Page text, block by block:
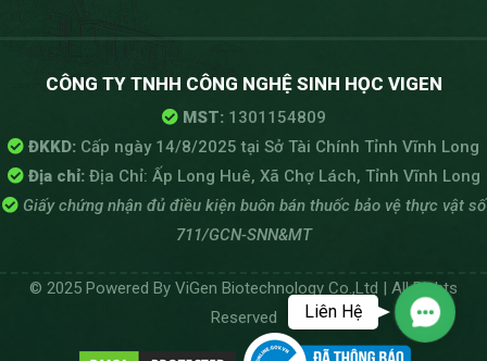
CÔNG TY TNHH CÔNG NGHỆ SINH HỌC VIGEN
MST:1301154809
ĐKKD: Cấp ngày 14/8/2025 tại Sở Tài Chính Tỉnh Vĩnh Long
Địa chỉ:Địa Chỉ: Ấp Long Huê, Xã Chợ Lách, Tỉnh Vĩnh Long
Giấy chứng nhận đủ điều kiện buôn bán thuốc bảo vệ thực vật số
711/GCN-SNN&MT
© 2025 Powered By ViGen Biotechnology Co.,Ltd | All Rights
Reserved
Liên Hệ